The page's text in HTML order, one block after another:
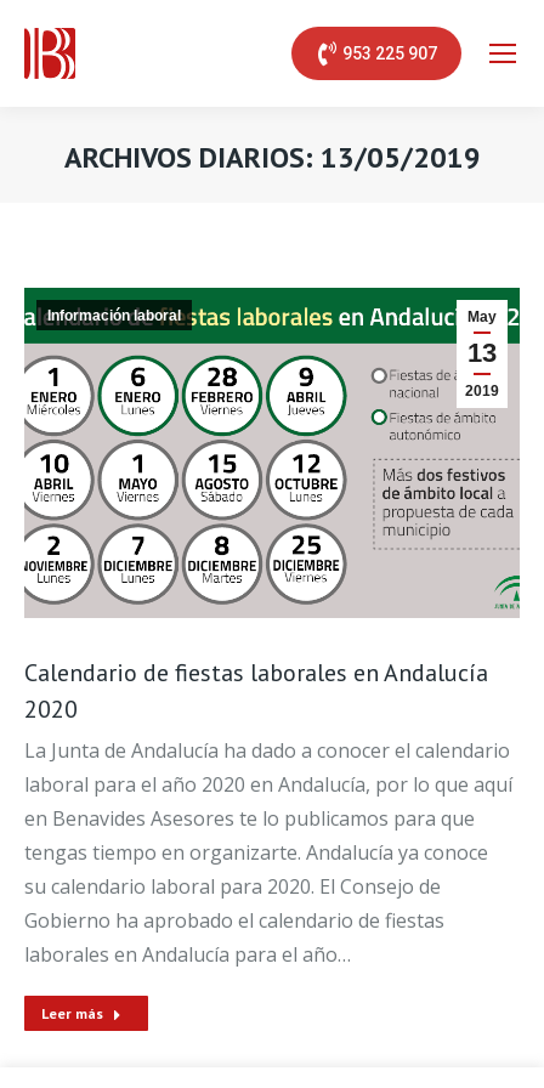
953 225 907
ARCHIVOS DIARIOS: 13/05/2019
May
13
2019
Información laboral
Calendario de fiestas laborales en Andalucía
2020
La Junta de Andalucía ha dado a conocer el calendario
laboral para el año 2020 en Andalucía, por lo que aquí
en Benavides Asesores te lo publicamos para que
tengas tiempo en organizarte. Andalucía ya conoce
su calendario laboral para 2020. El Consejo de
Gobierno ha aprobado el calendario de fiestas
laborales en Andalucía para el año…
Leer más